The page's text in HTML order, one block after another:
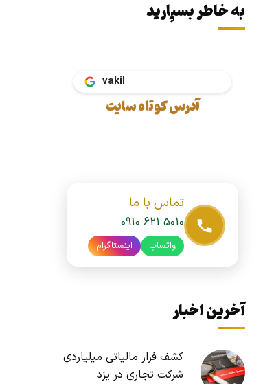
به خاطر بسپارید
آدرس کوتاه سایت
تماس با ما
0910 621 5010
واتساپ اینستاگرام
آخرین اخبار
کشف فرار مالیاتی میلیاردی
شرکت تجاری در یزد